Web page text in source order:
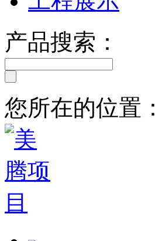
产品搜索：
您所在的位置：